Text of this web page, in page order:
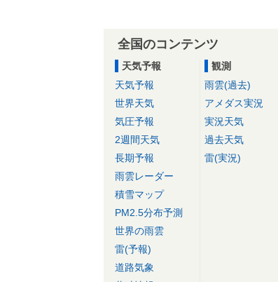
全国のコンテンツ
天気予報
天気予報
世界天気
気圧予報
2週間天気
長期予報
雨雲レーダー
積雪マップ
PM2.5分布予測
世界の雨雲
雷(予報)
道路気象
観測
雨雲(過去)
アメダス実況
実況天気
過去天気
雷(実況)